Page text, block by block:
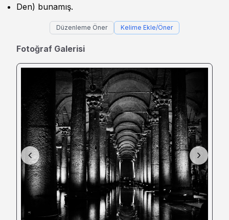
Den) bunamış.
Düzenleme Öner Kelime Ekle/Öner
Fotoğraf Galerisi